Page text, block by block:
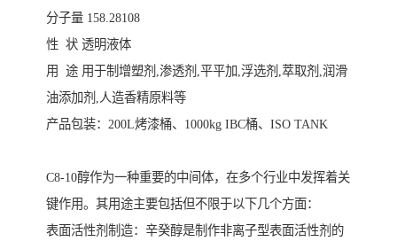
分子量 158.28108
性 状 透明液体
用 途 用于制增塑剂,渗透剂,平平加,浮选剂,萃取剂,润滑
油添加剂,人造香精原料等
产品包装：200L烤漆桶、1000kg IBC桶、ISO TANK
C8-10醇作为一种重要的中间体，在多个行业中发挥着关
键作用。其用途主要包括但不限于以下几个方面：
表面活性剂制造：辛癸醇是制作非离子型表面活性剂的